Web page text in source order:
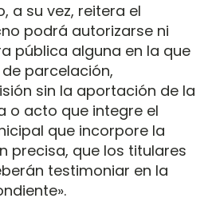
a su vez, reitera el
podrá autorizarse ni
pública alguna en la que
parcelación,
sin la aportación de la
o acto que integre el
que incorpore la
precisa, que los titulares
testimoniar en la